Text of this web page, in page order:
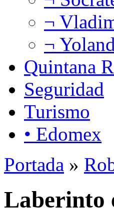
¬
¬
Quintana
Seguridad
Turismo
• Edomex
Portada »
Laberinto